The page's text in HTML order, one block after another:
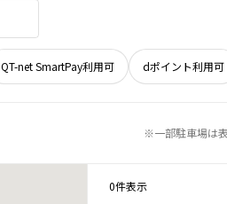
QT-net SmartPay利用可 dポイント利用可
※一部駐車場は
0件表示